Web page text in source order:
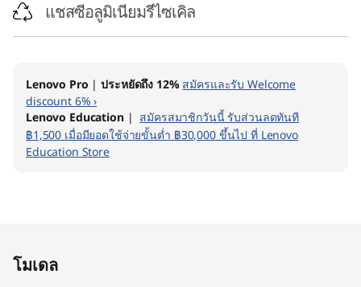
แชสซีอลูมิเนียมรีไซเคิล
Lenovo Pro |ประหยัดถึง 12% สมัครและรับ Welcome
discount 6% ›
Lenovo Education| สมัครสมาชิกวันนี้ รับส่วนลดทันที
฿1,500 เมื่อมียอดใช้จ่ายขั้นต่ำ ฿30,000 ขึ้นไป ที่ Lenovo
Education Store
โมเดล